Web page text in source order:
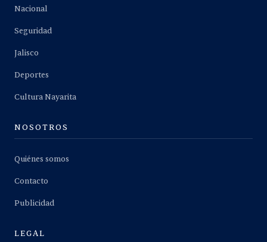
Nacional
Seguridad
Jalisco
Deportes
Cultura Nayarita
NOSOTROS
Quiénes somos
Contacto
Publicidad
LEGAL